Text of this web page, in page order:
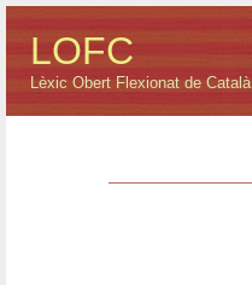
LOFC
Lèxic Obert Flexionat de Català